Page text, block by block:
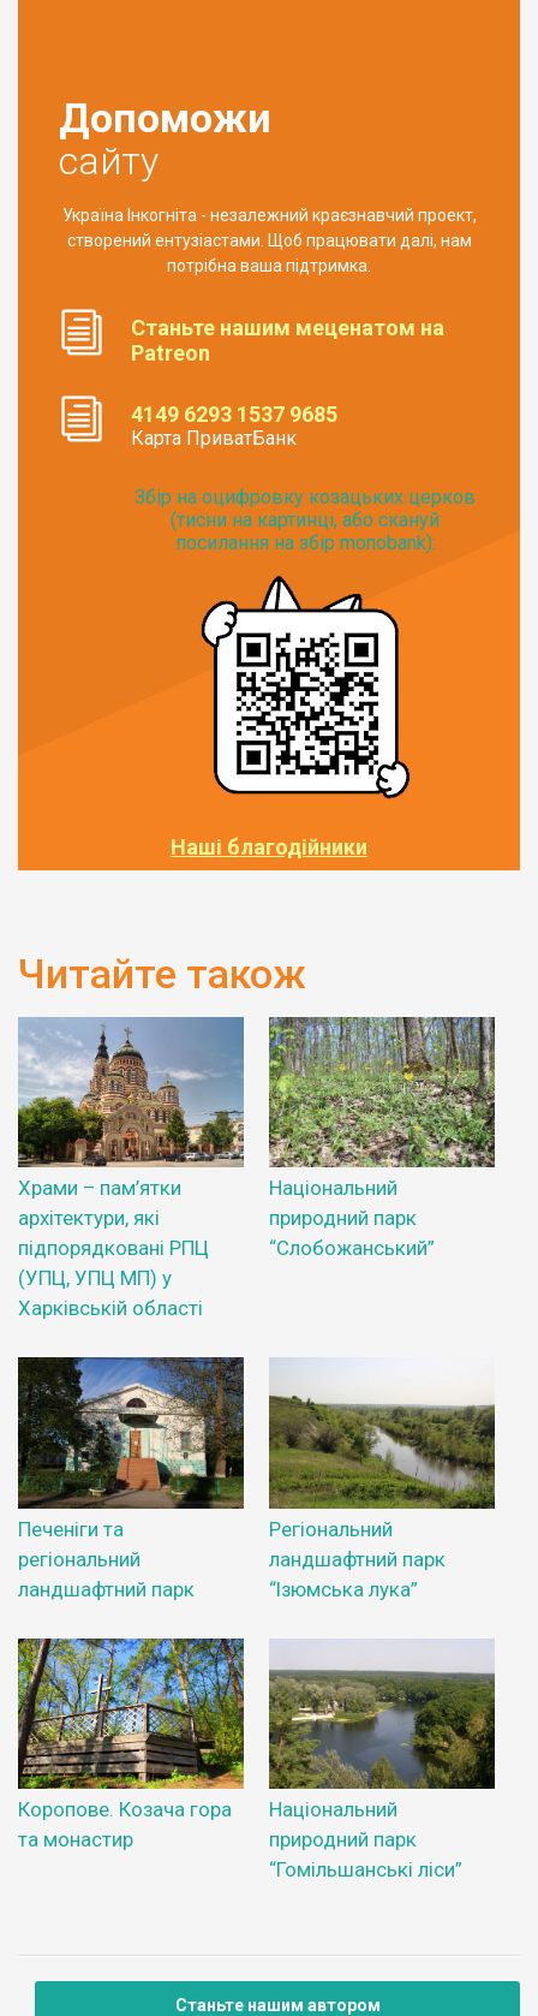
Допоможи
сайту
Україна Інкогніта - незалежний краєзнавчий проект,
створений ентузіастами. Щоб працювати далі, нам
потрібна ваша підтримка.
Станьте нашим меценатом на
Patreon
4149 6293 1537 9685
Карта ПриватБанк
Збір на оцифровку козацьких церков
(тисни на картинці, або скануй
посилання на збір monobank):
Наші благодійники
Читайте також
Храми – пам’ятки
архітектури, які
підпорядковані РПЦ
(УПЦ, УПЦ МП) у
Харківській області
Національний
природний парк
“Слобожанський”
Печеніги та
регіональний
ландшафтний парк
Регіональний
ландшафтний парк
“Ізюмська лука”
Коропове. Козача гора
та монастир
Національний
природний парк
“Гомільшанські ліси”
Станьте нашим автором